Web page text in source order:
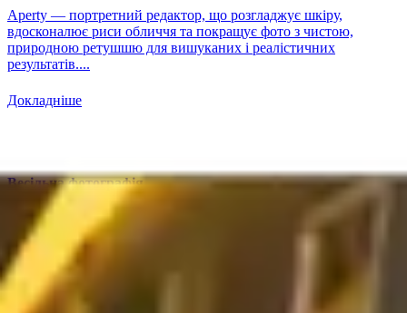
Aperty — портретний редактор, що розгладжує шкіру,
вдосконалює риси обличчя та покращує фото з чистою,
природною ретушшю для вишуканих і реалістичних
результатів....
Докладніше
Весільна фотографія
Редагуйте весільні фото швидше без втрати емоцій і
справжності. Aperty допомагає доопрацьовувати шкіру, світло
й деталі, щоб кожна мить мала природний і позачасовий
вигляд....
Докладніше